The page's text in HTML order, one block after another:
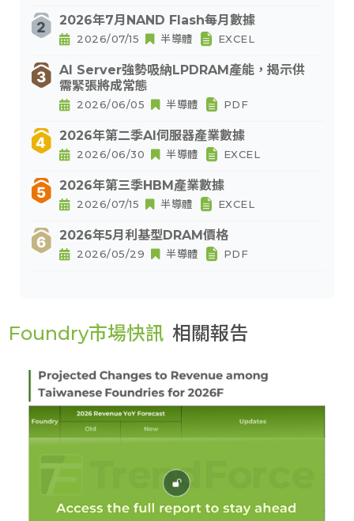
2026年7月NAND Flash每月數據
2026/07/15 半導體 EXCEL
AI Server強勢吸納LPDRAM產能，揭示供
需緊張將成常態
2026/06/05 半導體 PDF
2026年第二季AI伺服器產業數據
2026/06/30 半導體 EXCEL
2026年第三季HBM產業數據
2026/07/15 半導體 EXCEL
2026年5月利基型DRAM價格
2026/05/29 半導體 PDF
Foundry市場快訊 相關報告